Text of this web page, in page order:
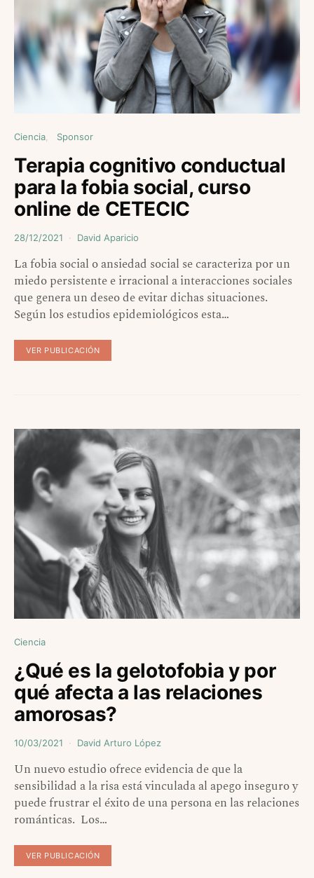
Ciencia Sponsor
Terapia cognitivo conductual
para la fobia social, curso
online de CETECIC
28/12/2021 David Aparicio
La fobia social o ansiedad social se caracteriza por un
miedo persistente e irracional a interacciones sociales
que genera un deseo de evitar dichas situaciones.
Según los estudios epidemiológicos esta…
VER PUBLICACIÓN
Ciencia
¿Qué es la gelotofobia y por
qué afecta a las relaciones
amorosas?
10/03/2021 David Arturo López
Un nuevo estudio ofrece evidencia de que la
sensibilidad a la risa está vinculada al apego inseguro y
puede frustrar el éxito de una persona en las relaciones
románticas. Los…
VER PUBLICACIÓN